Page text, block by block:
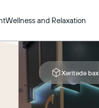
Wellness and Relaxation
Xəritədə bax